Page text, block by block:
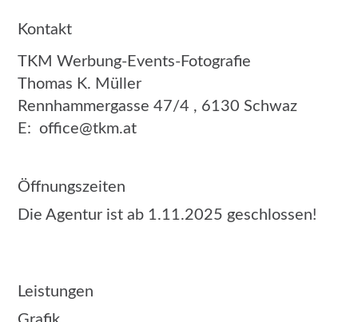
TKM Werbung-Events-Fotografie
Thomas K. Müller
Rennhammergasse 47/4 , 6130 Schwaz
E: office@tkm.at
Die Agentur ist ab 1.11.2025 geschlossen!
Kontakt
Öffnungszeiten
Leistungen